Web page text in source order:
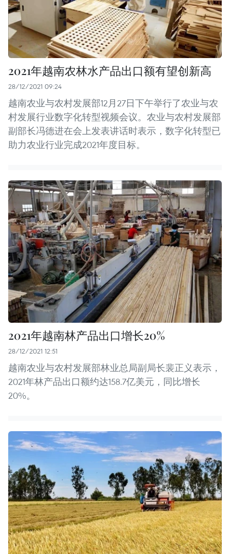
2021年越南农林水产品出口额有望创新高
28/12/2021 09:24
越南农业与农村发展部12月27日下午举行了农业与农
村发展行业数字化转型视频会议。农业与农村发展部
副部长冯德进在会上发表讲话时表示，数字化转型已
助力农业行业完成2021年度目标。
2021年越南林产品出口增长20%
28/12/2021 12:51
越南农业与农村发展部林业总局副局长裴正义表示，
2021年林产品出口额约达158.7亿美元，同比增长
20%。